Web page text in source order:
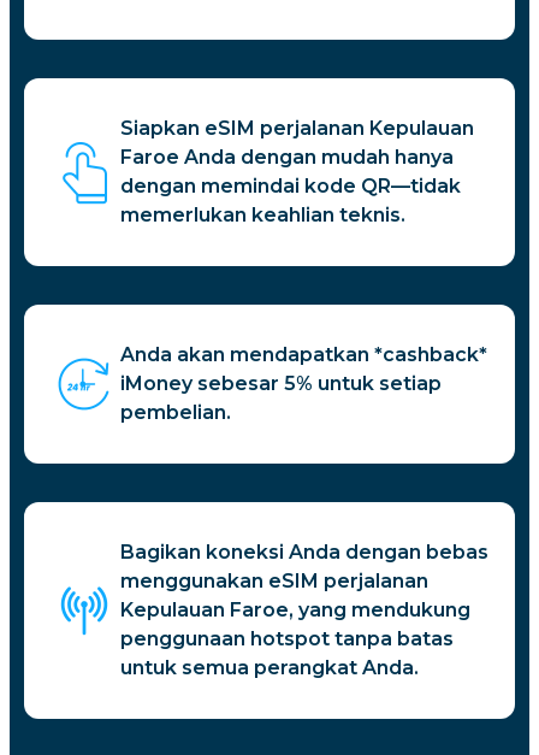
Siapkan eSIM perjalanan Kepulauan
Faroe Anda dengan mudah hanya
dengan memindai kode QR—tidak
memerlukan keahlian teknis.
Anda akan mendapatkan *cashback*
iMoney sebesar 5% untuk setiap
pembelian.
Bagikan koneksi Anda dengan bebas
menggunakan eSIM perjalanan
Kepulauan Faroe, yang mendukung
penggunaan hotspot tanpa batas
untuk semua perangkat Anda.